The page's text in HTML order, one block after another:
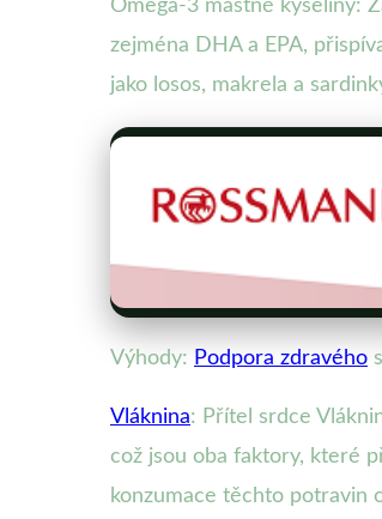
Omega-3 mastné kyseliny:
zejména DHA a EPA,
jako losos, makrela a
Výhody: Podpora zdravého
Vláknina: Přítel srdce
což jsou oba faktory, které
konzumace těchto potravin